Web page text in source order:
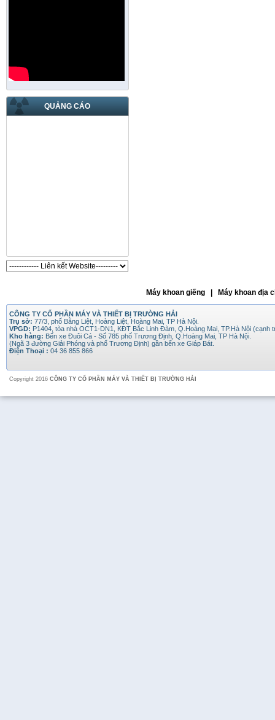
QUẢNG CÁO
Máy khoan giếng | Máy khoan
CÔNG TY CỔ PHẦN MÁY VÀ THIẾT BỊ TRƯỜNG HẢI
Trụ sở: 77/3, phố Bằng Liệt, Hoàng Liệt, Hoàng Mai, TP Hà Nội.
VPGD: P1404, tòa nhà OCT1-DN1, KĐT Bắc Linh Đàm, Q.Hoàng Mai, TP.Hà Nội (cạnh
Kho hàng: Bến xe Đuôi Cá - Số 785 phố Trương Định, Q.Hoàng Mai, TP Hà Nội.
(Ngã 3 đường Giải Phóng và phố Trương Định) gần bến xe Giáp Bát.
Điện Thoại : 04 36 855 866
Copyright 2016 CÔNG TY CỔ PHẦN MÁY VÀ THIẾT BỊ TRƯỜNG HẢI